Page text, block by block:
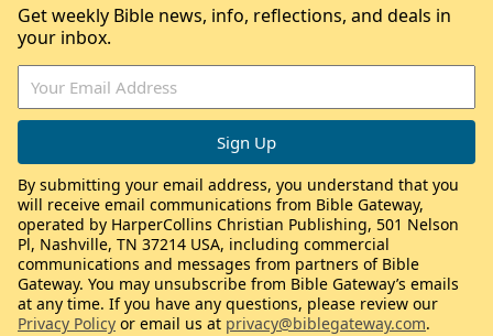
Get weekly Bible news, info, reflections, and deals in
your inbox.
By submitting your email address, you understand that you
will receive email communications from Bible Gateway,
operated by HarperCollins Christian Publishing, 501 Nelson
Pl, Nashville, TN 37214 USA, including commercial
communications and messages from partners of Bible
Gateway. You may unsubscribe from Bible Gateway’s emails
at any time. If you have any questions, please review our
Privacy Policy or email us at privacy@biblegateway.com.